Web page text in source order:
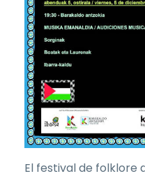
El festival de folklore